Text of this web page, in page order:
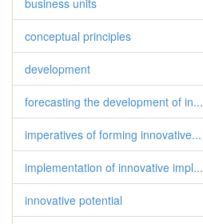
business units
conceptual principles
development
forecasting the development of in...
imperatives of forming innovative...
implementation of innovative impl...
innovative potential